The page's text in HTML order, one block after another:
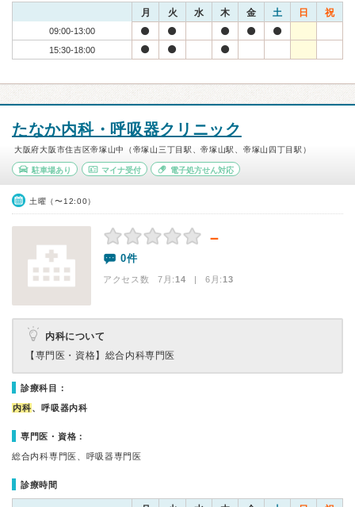
月 火 水 木 金 土 日 祝
09:00-13:00
15:30-18:00
たなか内科・呼吸器クリニック
大阪府大阪市住吉区帝塚山中（帝塚山三丁目駅、帝塚山駅、帝塚山四丁目駅）
駐車場あり マイナ受付 電子処方せん対応
土曜（〜12:00）
－
0件
アクセス数 7月:14 | 6月:13
内科について
【専門医・資格】 総合内科専門医
診療科目：
内科、呼吸器内科
専門医・資格：
総合内科専門医、呼吸器専門医
診療時間